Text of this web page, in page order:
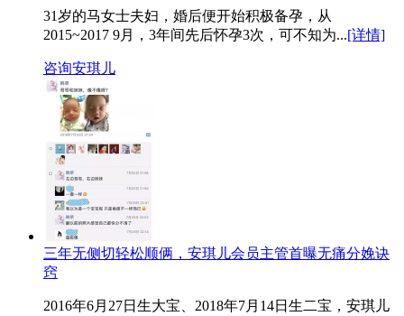
31岁的马女士夫妇，婚后便开始积极备孕，从
2015~2017 9月，3年间先后怀孕3次，可不知为...[详情]
咨询安琪儿
三年无侧切轻松顺俩，安琪儿会员主管首曝无痛分娩诀
窍
2016年6月27日生大宝、2018年7月14日生二宝，安琪儿